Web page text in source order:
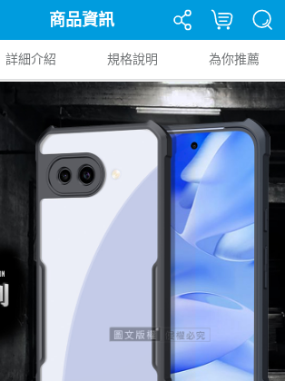
商品資訊
詳細介紹 規格說明 為你推薦